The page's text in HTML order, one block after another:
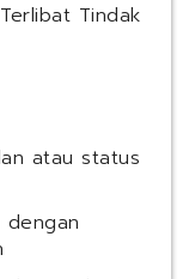
Tindak
atau status